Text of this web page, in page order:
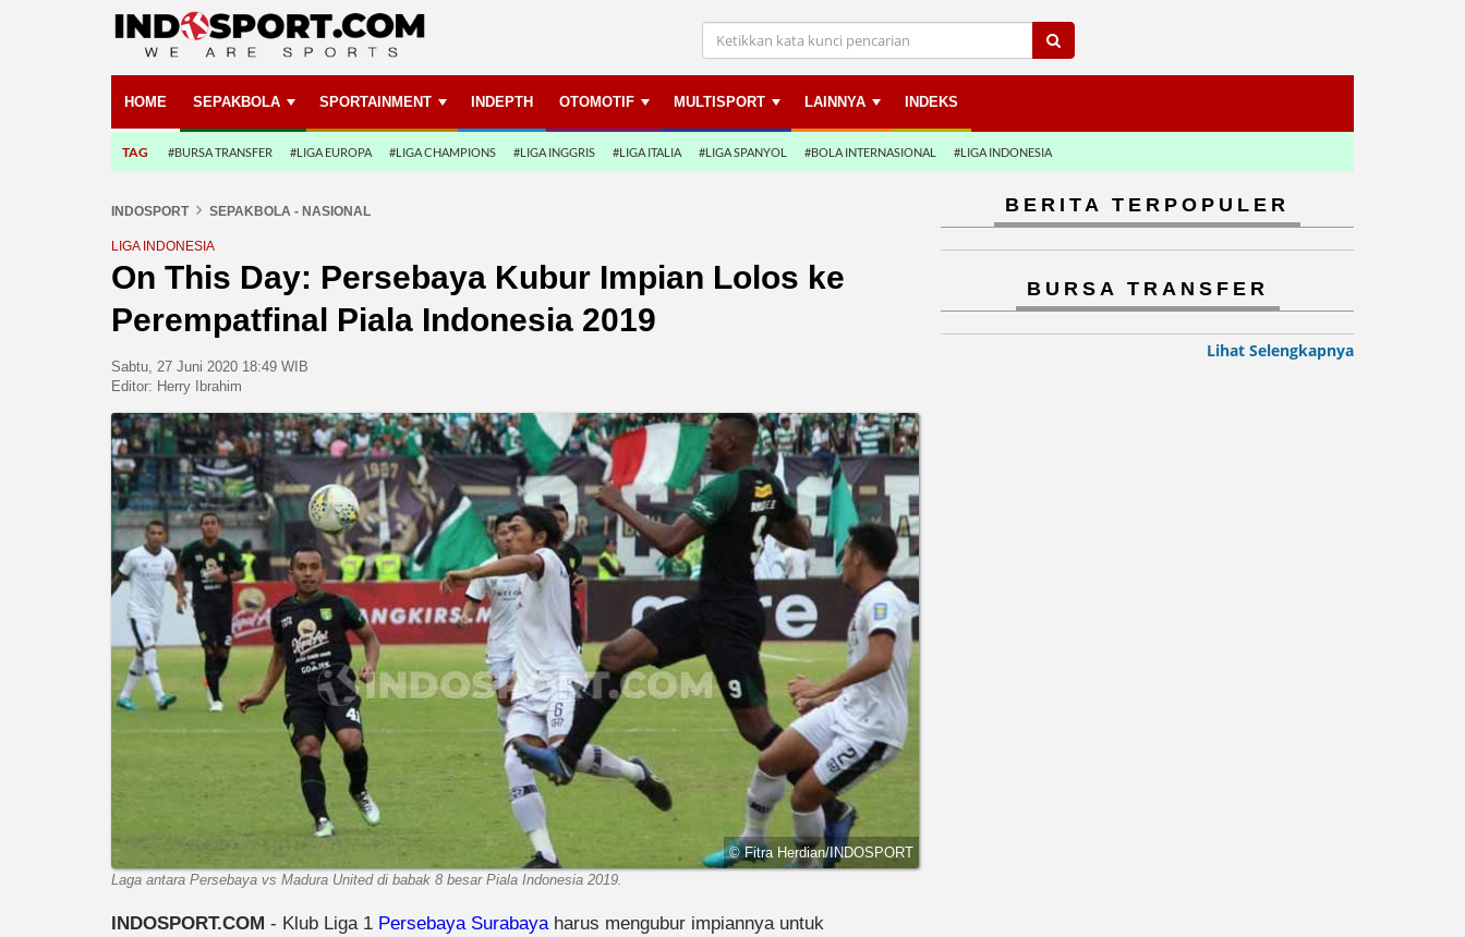
HOME SEPAKBOLA SPORTAINMENT INDEPTH OTOMOTIF MULTISPORT LAINNYA INDEKS
TAG #BURSA TRANSFER #LIGA EUROPA #LIGA CHAMPIONS #LIGA INGGRIS #LIGA ITALIA #LIGA SPANYOL #BOLA INTERNASIONAL #LIGA INDONESIA
INDOSPORT SEPAKBOLA - NASIONAL
LIGA INDONESIA
On This Day: Persebaya Kubur Impian Lolos ke
Perempatfinal Piala Indonesia 2019
Sabtu, 27 Juni 2020 18:49 WIB
Editor: Herry Ibrahim
© Fitra Herdian/INDOSPORT
Laga antara Persebaya vs Madura United di babak 8 besar Piala Indonesia 2019.
INDOSPORT.COM - Klub Liga 1 Persebaya Surabayaharus mengubur impiannya untuk
BERITA TERPOPULER
BURSA TRANSFER
Lihat Selengkapnya